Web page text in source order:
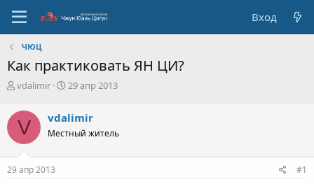
Вход
ЧЮЦ
Как практиковать ЯН ЦИ?
А
т
о
т
е
м
vdalimir
Д
а
с
з
29 апр 2013
V vdalimir
Местный житель
29 апр 2013 #1